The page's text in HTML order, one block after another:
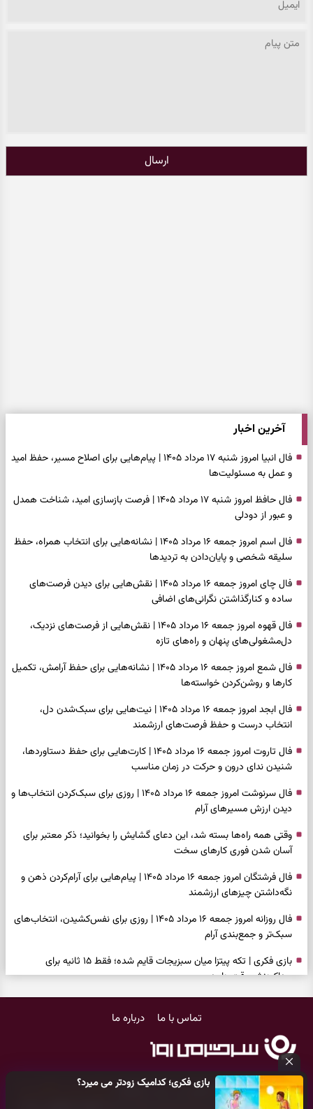
بازی فکری؛ کدامیک زودتر می میرد؟
ارسال
آخرین اخبار
فال انبیا امروز شنبه ۱۷ مرداد ۱۴۰۵ | پیام‌هایی برای اصلاح مسیر، حفظ امید
و عمل به مسئولیت‌ها
فال حافظ امروز شنبه ۱۷ مرداد ۱۴۰۵ | فرصت بازسازی امید، شناخت همدل
و عبور از دودلی
فال اسم امروز جمعه ۱۶ مرداد ۱۴۰۵ | نشانه‌هایی برای انتخاب همراه، حفظ
سلیقه شخصی و پایان‌دادن به تردیدها
فال چای امروز جمعه ۱۶ مرداد ۱۴۰۵ | نقش‌هایی برای دیدن فرصت‌های
ساده و کنارگذاشتن نگرانی‌های اضافی
فال قهوه امروز جمعه ۱۶ مرداد ۱۴۰۵ | نقش‌هایی از فرصت‌های نزدیک،
دل‌مشغولی‌های پنهان و راه‌های تازه
فال شمع امروز جمعه ۱۶ مرداد ۱۴۰۵ | نشانه‌هایی برای حفظ آرامش، تکمیل
کارها و روشن‌کردن خواسته‌ها
فال ابجد امروز جمعه ۱۶ مرداد ۱۴۰۵ | نیت‌هایی برای سبک‌شدن دل،
انتخاب درست و حفظ فرصت‌های ارزشمند
فال تاروت امروز جمعه ۱۶ مرداد ۱۴۰۵ | کارت‌هایی برای حفظ دستاوردها،
شنیدن ندای درون و حرکت در زمان مناسب
فال سرنوشت امروز جمعه ۱۶ مرداد ۱۴۰۵ | روزی برای سبک‌کردن انتخاب‌ها و
دیدن ارزش مسیرهای آرام
وقتی همه راه‌ها بسته شد، این دعای گشایش را بخوانید؛ ذکر معتبر برای
آسان شدن فوری کارهای سخت
فال فرشتگان امروز جمعه ۱۶ مرداد ۱۴۰۵ | پیام‌هایی برای آرام‌کردن ذهن و
نگه‌داشتن چیزهای ارزشمند
فال روزانه امروز جمعه ۱۶ مرداد ۱۴۰۵ | روزی برای نفس‌کشیدن، انتخاب‌های
سبک‌تر و جمع‌بندی آرام
بازی فکری | تکه پیتزا میان سبزیجات قایم شده؛ فقط ۱۵ ثانیه برای
پیداکردنش وقت دارید
سنجیده و رهاشدن از انتظارهای بی‌نتیجه
طرز تهیه کوکو سبزی مجلسی | سبز، خوش‌عطر و برش‌خورده
شناخت فرصت واقعی و پایان‌دادن به تردیدها
تماس با ما درباره ما
کلیه حقوق مادی و معنوی این سایت متعلق بهپایگاه خبری سرگرمی روز